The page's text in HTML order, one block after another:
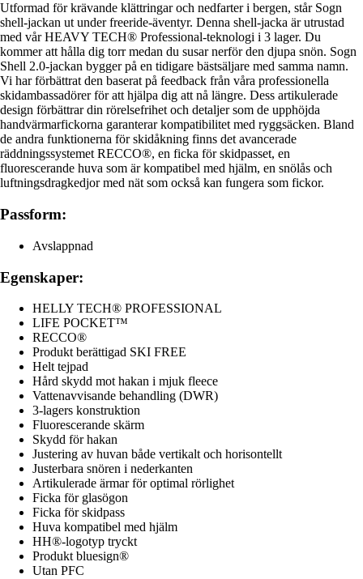
Utformad för krävande klättringar och nedfarter i bergen, står Sogn
shell-jackan ut under freeride-äventyr. Denna shell-jacka är utrustad
med vår HEAVY TECH® Professional-teknologi i 3 lager. Du
kommer att hålla dig torr medan du susar nerför den djupa snön. Sogn
Shell 2.0-jackan bygger på en tidigare bästsäljare med samma namn.
Vi har förbättrat den baserat på feedback från våra professionella
skidambassadörer för att hjälpa dig att nå längre. Dess artikulerade
design förbättrar din rörelsefrihet och detaljer som de upphöjda
handvärmarfickorna garanterar kompatibilitet med ryggsäcken. Bland
de andra funktionerna för skidåkning finns det avancerade
räddningssystemet RECCO®, en ficka för skidpasset, en
fluorescerande huva som är kompatibel med hjälm, en snölås och
luftningsdragkedjor med nät som också kan fungera som fickor.
Passform:
Avslappnad
Egenskaper:
HELLY TECH® PROFESSIONAL
LIFE POCKET™
RECCO®
Produkt berättigad SKI FREE
Helt tejpad
Hård skydd mot hakan i mjuk fleece
Vattenavvisande behandling (DWR)
3-lagers konstruktion
Fluorescerande skärm
Skydd för hakan
Justering av huvan både vertikalt och horisontellt
Justerbara snören i nederkanten
Artikulerade ärmar för optimal rörlighet
Ficka för glasögon
Ficka för skidpass
Huva kompatibel med hjälm
HH®-logotyp tryckt
Produkt bluesign®
Utan PFC